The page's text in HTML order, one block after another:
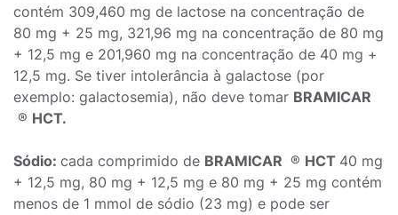
contém 309,460 mg de lactose na concentração de
80 mg + 25 mg, 321,96 mg na concentração de 80 mg
+ 12,5 mg e 201,960 mg na concentração de 40 mg +
12,5 mg. Se tiver intolerância à galactose (por
exemplo: galactosemia), não deve tomar BRAMICAR
® HCT.
Sódio: cada comprimido de BRAMICAR ® HCT 40 mg
+ 12,5 mg, 80 mg + 12,5 mg e 80 mg + 25 mg contém
menos de 1 mmol de sódio (23 mg) e pode ser